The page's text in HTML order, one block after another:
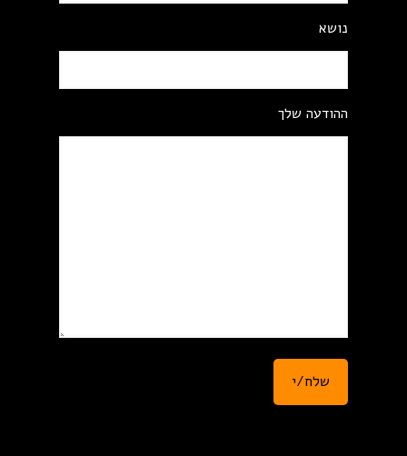
נושא
ההודעה שלך